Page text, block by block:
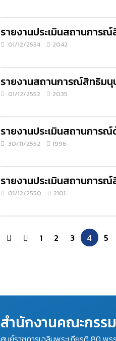
รายงานประเมินสถานการ
01/12/2554 2042
รายงานสถานการณ์สิทธิม
01/12/2552 2035
รายงานประเมินสถานการณ์
30/11/2552 1996
รายงานประเมินสถานการ
01/12/2550 2101
1 2 3 4 5
สำนักงานคณะกรร